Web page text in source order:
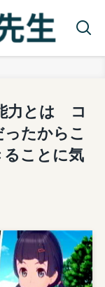
力とは コ
ったからこ
ることに気